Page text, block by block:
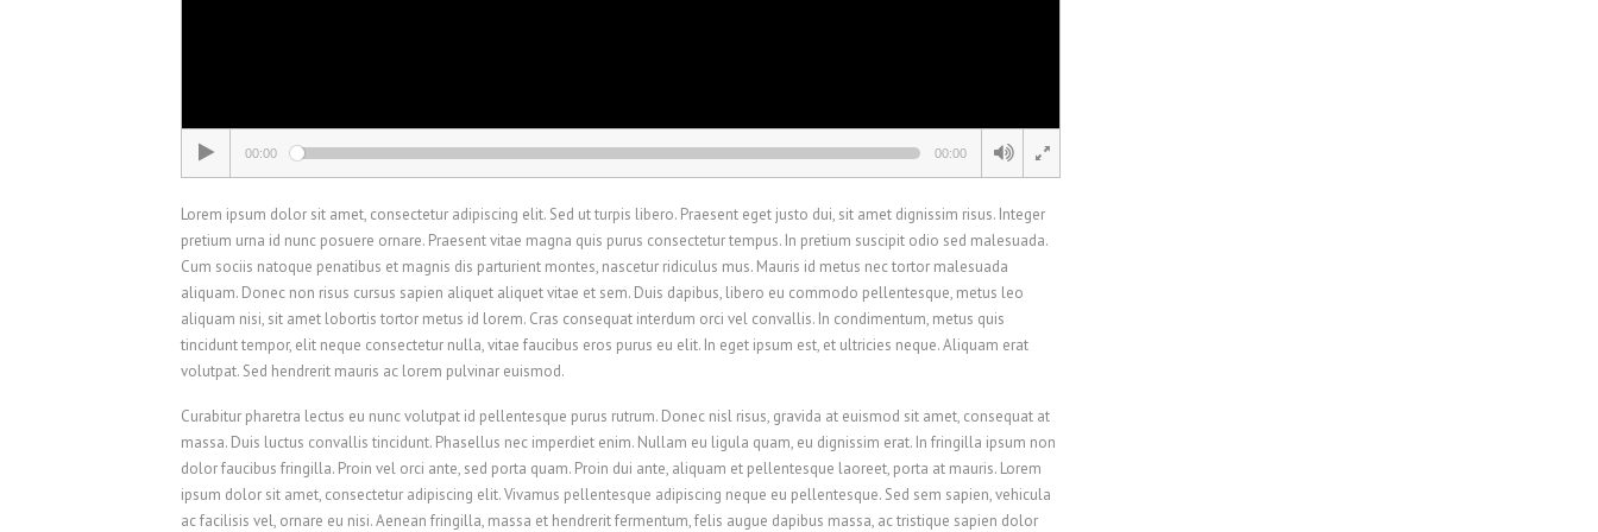
00:00 00:00
Lorem ipsum dolor sit amet, consectetur adipiscing elit. Sed ut turpis libero. Praesent eget justo dui, sit amet dignissim risus. Integer
pretium urna id nunc posuere ornare. Praesent vitae magna quis purus consectetur tempus. In pretium suscipit odio sed malesuada.
Cum sociis natoque penatibus et magnis dis parturient montes, nascetur ridiculus mus. Mauris id metus nec tortor malesuada
aliquam. Donec non risus cursus sapien aliquet aliquet vitae et sem. Duis dapibus, libero eu commodo pellentesque, metus leo
aliquam nisi, sit amet lobortis tortor metus id lorem. Cras consequat interdum orci vel convallis. In condimentum, metus quis
tincidunt tempor, elit neque consectetur nulla, vitae faucibus eros purus eu elit. In eget ipsum est, et ultricies neque. Aliquam erat
volutpat. Sed hendrerit mauris ac lorem pulvinar euismod.
Curabitur pharetra lectus eu nunc volutpat id pellentesque purus rutrum. Donec nisl risus, gravida at euismod sit amet, consequat at
massa. Duis luctus convallis tincidunt. Phasellus nec imperdiet enim. Nullam eu ligula quam, eu dignissim erat. In fringilla ipsum non
dolor faucibus fringilla. Proin vel orci ante, sed porta quam. Proin dui ante, aliquam et pellentesque laoreet, porta at mauris. Lorem
ipsum dolor sit amet, consectetur adipiscing elit. Vivamus pellentesque adipiscing neque eu pellentesque. Sed sem sapien, vehicula
ac facilisis vel, ornare eu nisi. Aenean fringilla, massa et hendrerit fermentum, felis augue dapibus massa, ac tristique sapien dolor